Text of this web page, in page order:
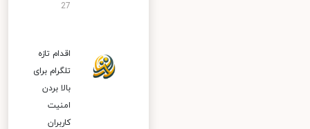
27
اقدام تازه
تلگرام برای
بالا بردن
امنیت
کاربران